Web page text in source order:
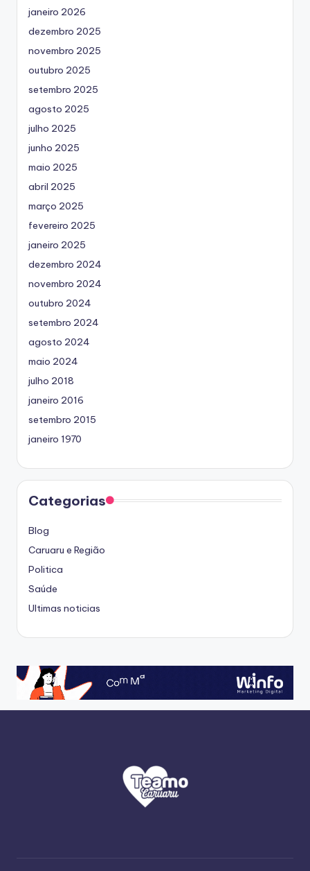
janeiro 2026
dezembro 2025
novembro 2025
outubro 2025
setembro 2025
agosto 2025
julho 2025
junho 2025
maio 2025
abril 2025
março 2025
fevereiro 2025
janeiro 2025
dezembro 2024
novembro 2024
outubro 2024
setembro 2024
agosto 2024
maio 2024
julho 2018
janeiro 2016
setembro 2015
janeiro 1970
Categorias
Blog
Caruaru e Região
Politica
Saúde
Ultimas noticias